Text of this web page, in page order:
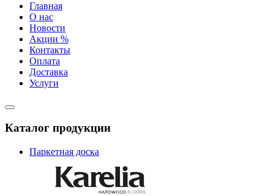
Главная
О нас
Новости
Акции %
Контакты
Оплата
Доставка
Услуги
Каталог продукции
Паркетная доска